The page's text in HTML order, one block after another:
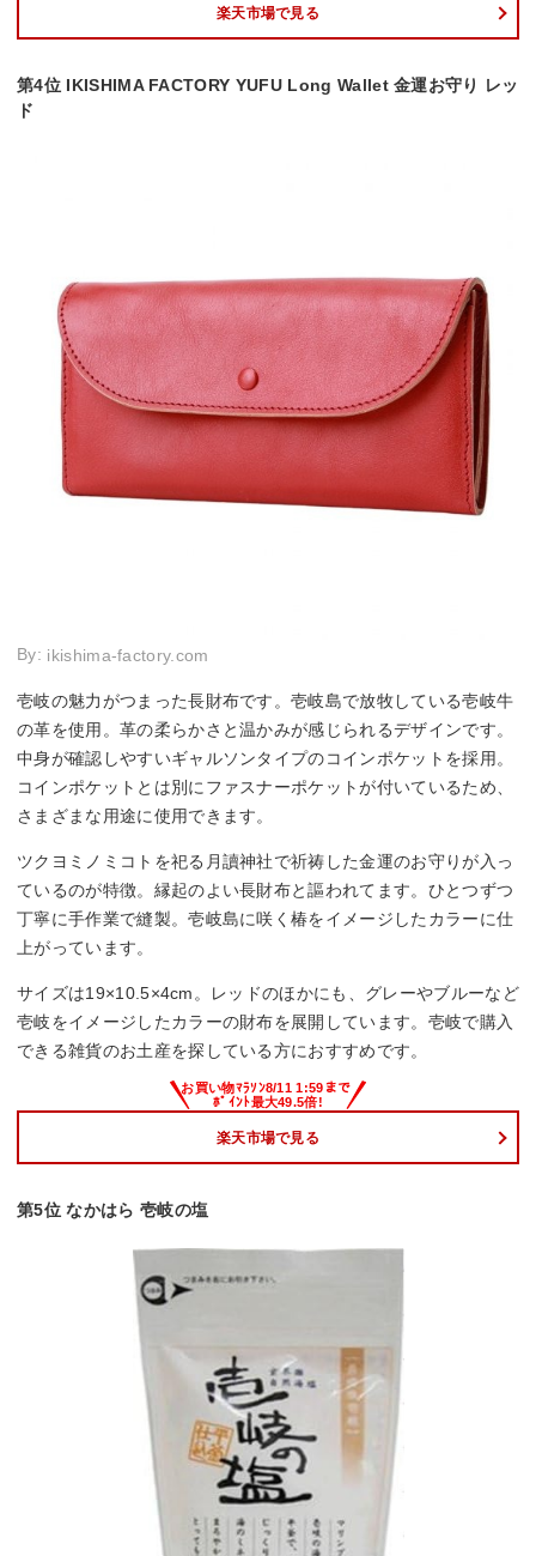
楽天市場で見る
第4位 IKISHIMA FACTORY YUFU Long Wallet 金運お守り レッ
ド
By: ikishima-factory.com
壱岐の魅力がつまった長財布です。壱岐島で放牧している壱岐牛
の革を使用。革の柔らかさと温かみが感じられるデザインです。
中身が確認しやすいギャルソンタイプのコインポケットを採用。
コインポケットとは別にファスナーポケットが付いているため、
さまざまな用途に使用できます。
ツクヨミノミコトを祀る月讀神社で祈祷した金運のお守りが入っ
ているのが特徴。縁起のよい長財布と謳われてます。ひとつずつ
丁寧に手作業で縫製。壱岐島に咲く椿をイメージしたカラーに仕
上がっています。
サイズは19×10.5×4cm。レッドのほかにも、グレーやブルーなど
壱岐をイメージしたカラーの財布を展開しています。壱岐で購入
できる雑貨のお土産を探している方におすすめです。
楽天市場で見る
第5位 なかはら 壱岐の塩